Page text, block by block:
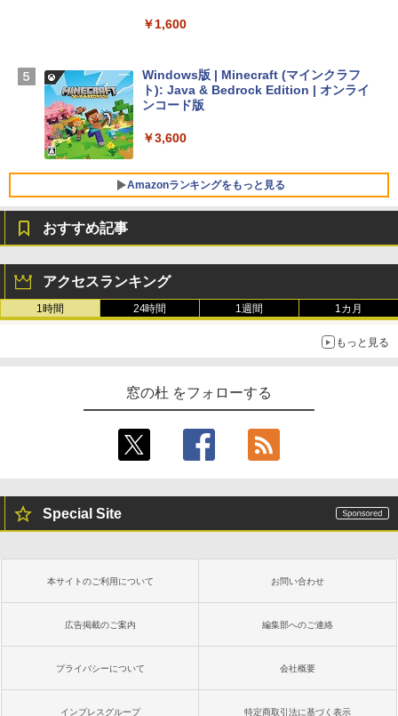
SSD インテル Core 5
￥129,800
Core i5/16GB/SSD 512GB/ホワイト) FM
VWK3E15W_AZ
￥1,600
Windows版 | Minecraft (マインクラフ
ト): Java & Bedrock Edition | オンライ
ンコード版
￥3,600
Amazonランキングをもっと見る
￥1,766
出す プロンプトの言葉 AI画像生成シリー
ズ (はぴーイラストLabo)
￥480
非エンジニア 初心者 素人 でも安心 使い
方 マニュアル AI副業にもコンテンツ作成
にもKindle出版にも！ 非エンジニアのた
￥99
1冊ですべて身につくHTML & CSSとWe
bデザイン入門講座［第2版］
￥2,326
ンチディスプレイ、色調調節ライト、12
週間持続バッテリー、広告なし、ブラッ
ク
Amazon Kindle - 目に優しい、かさばら
ない、大きな画面で読みやすい、6週間持
書籍リーダー、ブラック、16GB、広告な
Kindle Paperwhite シグニチャーエディ
るさ自動調整、色調調節ライト、12週間
持続バッテリー、広告なし、メタリック
Amazon Kindle Colorsoft | 16GBストレ
ージ、防水、7インチカラーディスプレ
イ、色調調節ライト、最大8週間持続バッ
おすすめ記事
アクセスランキング
1時間 24時間 1週間 1カ月
もっと見る
窓の杜 をフォローする
Special Site
本サイトのご利用について お問い合わせ
広告掲載のご案内 編集部へのご連絡
プライバシーについて 会社概要
インプレスグループ 特定商取引法に基づく表示